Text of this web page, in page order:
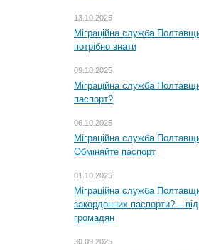
13.10.2025
Міграційна служба
потрібно знати
09.10.2025
Міграційна служба
паспорт?
06.10.2025
Міграційна служба
Обміняйте паспорт
01.10.2025
Міграційна служба
закордонних паспорти? –
громадян
30.09.2025